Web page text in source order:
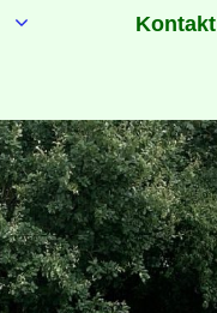
Kontakt